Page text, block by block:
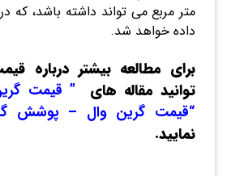
متر مربع می تواند داشته باشد، که
داده خواهد شد.
برای مطالعه بیشتر درباره
توانید مقاله های” قیمت
“قیمت گرین وال – پوشش
نمایید.